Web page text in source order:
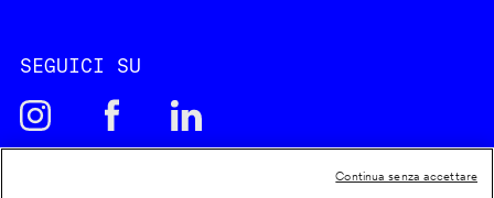
SEGUICI SU
Continua senza accettare